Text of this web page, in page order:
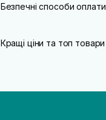
Безпечні способи оплати
Кращі ціни та топ товари